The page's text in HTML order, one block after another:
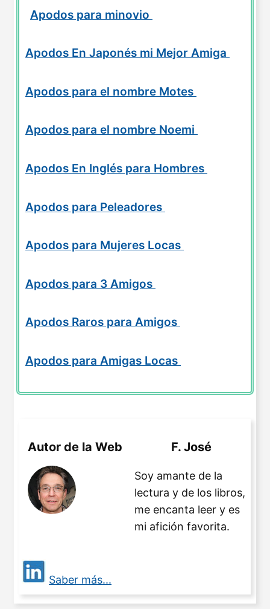
Apodos para minovio
Apodos En Japonés mi Mejor Amiga
Apodos para el nombre Motes
Apodos para el nombre Noemi
Apodos En Inglés para Hombres
Apodos para Peleadores
Apodos para Mujeres Locas
Apodos para 3 Amigos
Apodos Raros para Amigos
Apodos para Amigas Locas
Autor de la Web F. José
Soy amante de la
lectura y de los libros,
me encanta leer y es
mi afición favorita.
Saber más...